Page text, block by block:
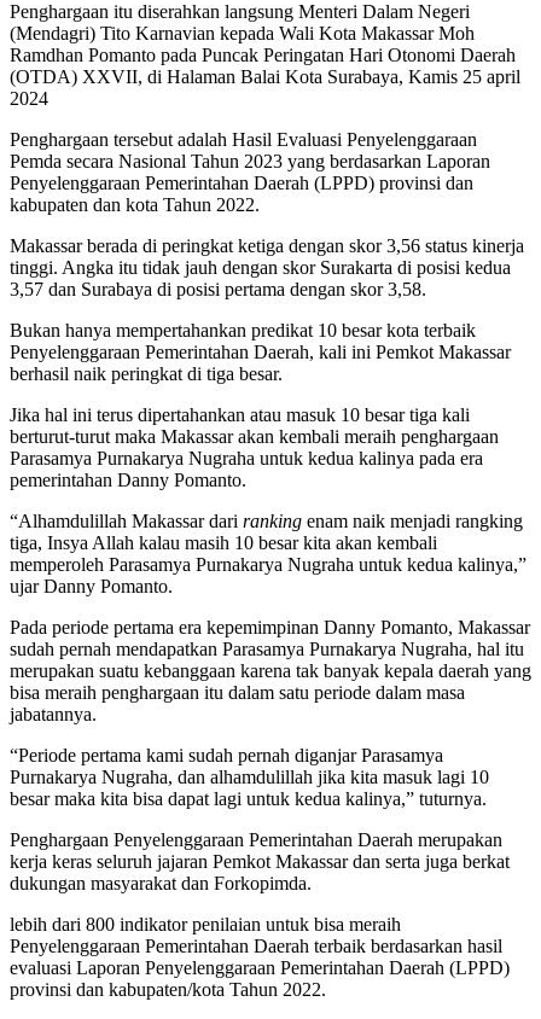
Penghargaan itu diserahkan langsung Menteri Dalam Negeri
(Mendagri) Tito Karnavian kepada Wali Kota Makassar Moh
Ramdhan Pomanto pada Puncak Peringatan Hari Otonomi Daerah
(OTDA) XXVII, di Halaman Balai Kota Surabaya, Kamis 25 april
2024
Penghargaan tersebut adalah Hasil Evaluasi Penyelenggaraan
Pemda secara Nasional Tahun 2023 yang berdasarkan Laporan
Penyelenggaraan Pemerintahan Daerah (LPPD) provinsi dan
kabupaten dan kota Tahun 2022.
Makassar berada di peringkat ketiga dengan skor 3,56 status kinerja
tinggi. Angka itu tidak jauh dengan skor Surakarta di posisi kedua
3,57 dan Surabaya di posisi pertama dengan skor 3,58.
Bukan hanya mempertahankan predikat 10 besar kota terbaik
Penyelenggaraan Pemerintahan Daerah, kali ini Pemkot Makassar
berhasil naik peringkat di tiga besar.
Jika hal ini terus dipertahankan atau masuk 10 besar tiga kali
berturut-turut maka Makassar akan kembali meraih penghargaan
Parasamya Purnakarya Nugraha untuk kedua kalinya pada era
pemerintahan Danny Pomanto.
“Alhamdulillah Makassar dari ranking enam naik menjadi rangking
tiga, Insya Allah kalau masih 10 besar kita akan kembali
memperoleh Parasamya Purnakarya Nugraha untuk kedua kalinya,”
ujar Danny Pomanto.
Pada periode pertama era kepemimpinan Danny Pomanto, Makassar
sudah pernah mendapatkan Parasamya Purnakarya Nugraha, hal itu
merupakan suatu kebanggaan karena tak banyak kepala daerah yang
bisa meraih penghargaan itu dalam satu periode dalam masa
jabatannya.
“Periode pertama kami sudah pernah diganjar Parasamya
Purnakarya Nugraha, dan alhamdulillah jika kita masuk lagi 10
besar maka kita bisa dapat lagi untuk kedua kalinya,” tuturnya.
Penghargaan Penyelenggaraan Pemerintahan Daerah merupakan
kerja keras seluruh jajaran Pemkot Makassar dan serta juga berkat
dukungan masyarakat dan Forkopimda.
lebih dari 800 indikator penilaian untuk bisa meraih
Penyelenggaraan Pemerintahan Daerah terbaik berdasarkan hasil
evaluasi Laporan Penyelenggaraan Pemerintahan Daerah (LPPD)
provinsi dan kabupaten/kota Tahun 2022.